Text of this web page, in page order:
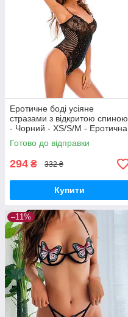
Еротичне боді усіяне
стразами з відкритою спиною
- Чорний - XS/S/M - Еротична
білизна
Готово до відправки
294 ₴ 332 ₴
Купити
–11%